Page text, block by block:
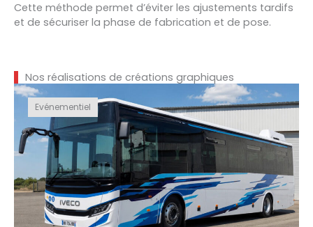
Cette méthode permet d’éviter les ajustements tardifs
et de sécuriser la phase de fabrication et de pose.
Nos réalisations de créations graphiques
Evénementiel